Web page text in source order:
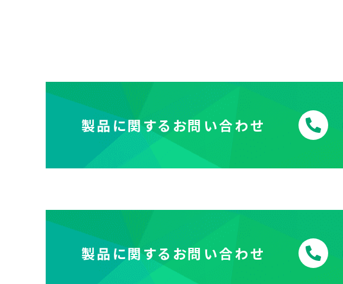
製品に関するお問い合わせ
製品に関するお問い合わせ